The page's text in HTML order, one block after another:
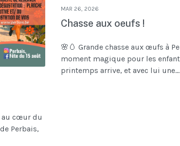
au cœur du
Perbais,
MAR 26, 2026
Chasse aux oeufs !
🌸🥚 Grande chasse aux œufs à
moment magique pour les
printemps arrive, et avec lui une...